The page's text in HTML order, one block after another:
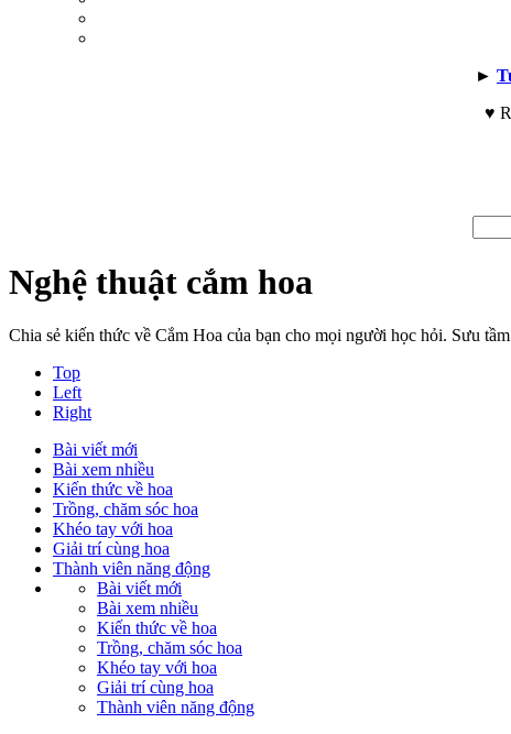
►
♥
Nghệ thuật cắm hoa
Chia sẻ kiến thức về Cắm Hoa của bạn cho mọi người học hỏi. Sưu
Top
Left
Right
Bài viết mới
Bài xem nhiều
Kiến thức về hoa
Trồng, chăm sóc hoa
Khéo tay với hoa
Giải trí cùng hoa
Thành viên năng động
Bài viết mới
Bài xem nhiều
Kiến thức về hoa
Trồng, chăm sóc hoa
Khéo tay với hoa
Giải trí cùng hoa
Thành viên năng động